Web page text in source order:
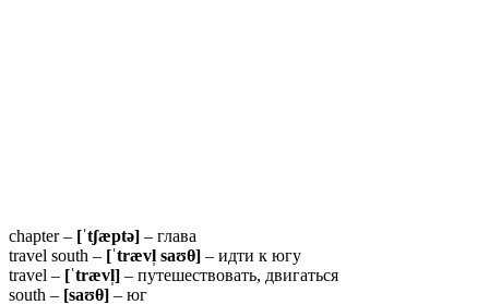
chapter – [ˈtʃæptə] – глава
travel south – [ˈtrævl̩ saʊθ] – идти к югу
travel – [ˈtrævl̩] – путешествовать, двигаться
south – [saʊθ] – юг